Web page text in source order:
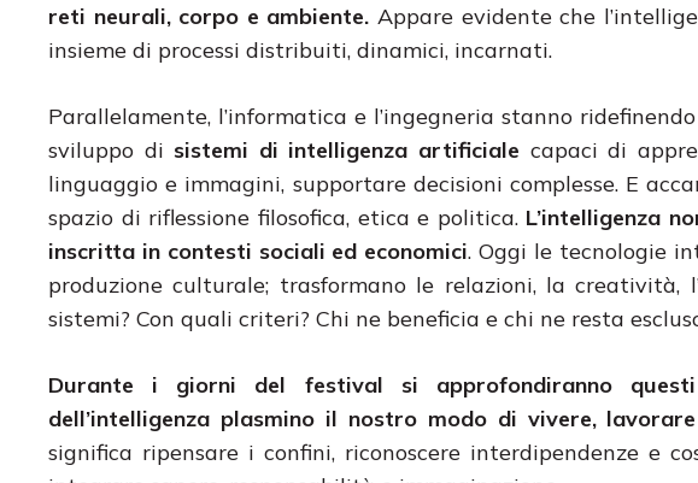
reti neurali, corpo e ambiente. Appare evidente che
insieme di processi distribuiti, dinamici, incarnati.
Parallelamente, l’informatica e l’ingegneria stanno
sviluppo di sistemi di intelligenza artificiale capaci di
linguaggio e immagini, supportare decisioni complesse. E
spazio di riflessione filosofica, etica e politica. L’intelligenza
inscritta in contesti sociali ed economici. Oggi le tecnologie
produzione culturale; trasformano le relazioni, la creatività,
sistemi? Con quali criteri? Chi ne beneficia e chi ne resta
Durante i giorni del festival si approfondiranno
dell’intelligenza plasmino il nostro modo di vivere,
significa ripensare i confini, riconoscere interdipendenze e